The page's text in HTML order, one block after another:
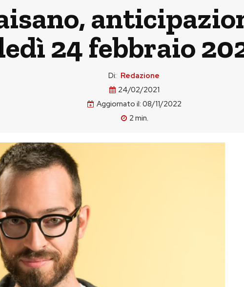
24 febbraio
Di: Redazione
24/02/2021
Aggiornato il: 08/11/2022
2 min.